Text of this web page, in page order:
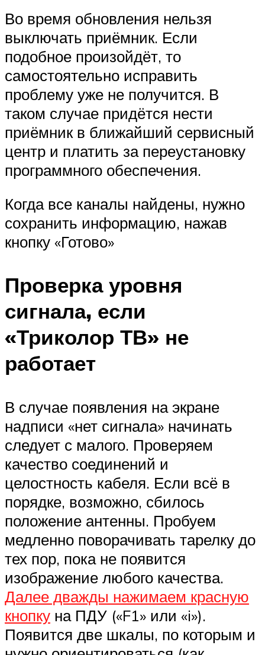
Во время обновления нельзя
выключать приёмник. Если
подобное произойдёт, то
самостоятельно исправить
проблему уже не получится. В
таком случае придётся нести
приёмник в ближайший сервисный
центр и платить за переустановку
программного обеспечения.
Когда все каналы найдены, нужно
сохранить информацию, нажав
кнопку «Готово»
Проверка уровня
сигнала, если
«Триколор ТВ» не
работает
В случае появления на экране
надписи «нет сигнала» начинать
следует с малого. Проверяем
качество соединений и
целостность кабеля. Если всё в
порядке, возможно, сбилось
положение антенны. Пробуем
медленно поворачивать тарелку до
тех пор, пока не появится
изображение любого качества.
Далее дважды нажимаем красную
кнопку на ПДУ («F1» или «i»).
Появится две шкалы, по которым и